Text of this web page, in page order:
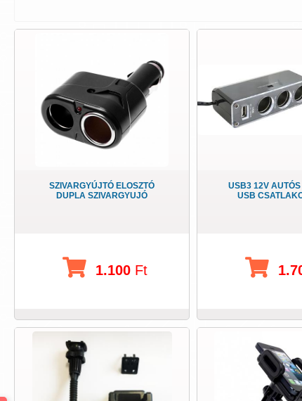
SZIVARGYÚJTÓ ELOSZTÓ
DUPLA SZIVARGYUJÓ
1.100Ft
USB3 12V AUTÓS
USB